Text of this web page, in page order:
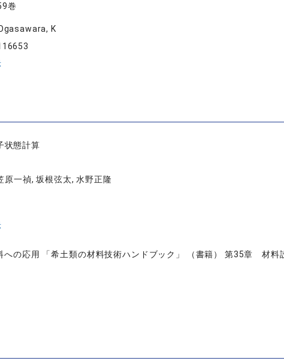
巻
K
状態計算
原一禎, 坂根弦太, 水野正隆
への応用 「希土類の材料技術ハンドブック」 （書籍） 第35章 材